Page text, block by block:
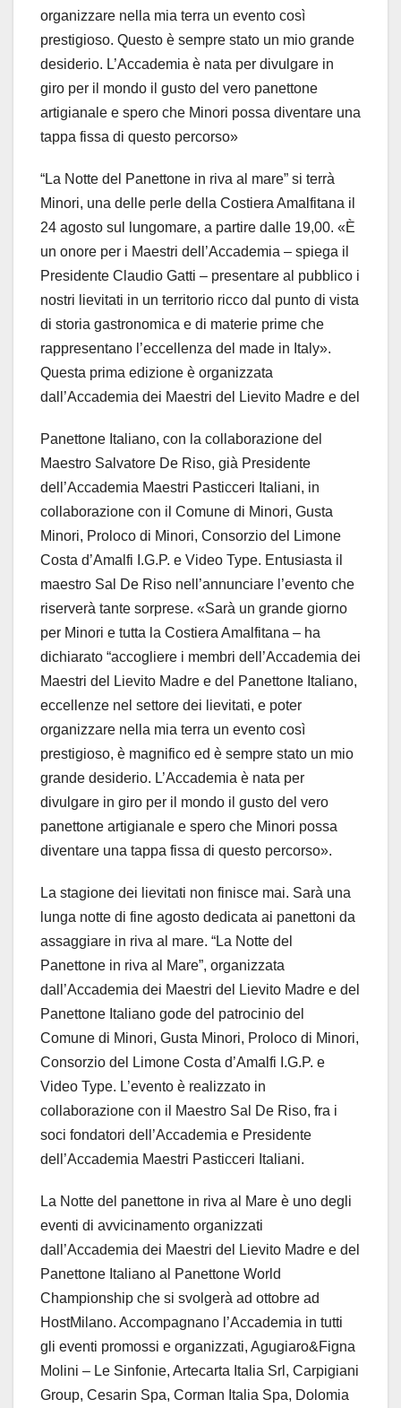
organizzare nella mia terra un evento così
prestigioso. Questo è sempre stato un mio grande
desiderio. L’Accademia è nata per divulgare in
giro per il mondo il gusto del vero panettone
artigianale e spero che Minori possa diventare una
tappa fissa di questo percorso»
“La Notte del Panettone in riva al mare” si terrà
Minori, una delle perle della Costiera Amalfitana il
24 agosto sul lungomare, a partire dalle 19,00. «È
un onore per i Maestri dell’Accademia – spiega il
Presidente Claudio Gatti – presentare al pubblico i
nostri lievitati in un territorio ricco dal punto di vista
di storia gastronomica e di materie prime che
rappresentano l’eccellenza del made in Italy».
Questa prima edizione è organizzata
dall’Accademia dei Maestri del Lievito Madre e del
Panettone Italiano, con la collaborazione del
Maestro Salvatore De Riso, già Presidente
dell’Accademia Maestri Pasticceri Italiani, in
collaborazione con il Comune di Minori, Gusta
Minori, Proloco di Minori, Consorzio del Limone
Costa d’Amalfi I.G.P. e Video Type. Entusiasta il
maestro Sal De Riso nell’annunciare l’evento che
riserverà tante sorprese. «Sarà un grande giorno
per Minori e tutta la Costiera Amalfitana – ha
dichiarato “accogliere i membri dell’Accademia dei
Maestri del Lievito Madre e del Panettone Italiano,
eccellenze nel settore dei lievitati, e poter
organizzare nella mia terra un evento così
prestigioso, è magnifico ed è sempre stato un mio
grande desiderio. L’Accademia è nata per
divulgare in giro per il mondo il gusto del vero
panettone artigianale e spero che Minori possa
diventare una tappa fissa di questo percorso».
La stagione dei lievitati non finisce mai. Sarà una
lunga notte di fine agosto dedicata ai panettoni da
assaggiare in riva al mare. “La Notte del
Panettone in riva al Mare”, organizzata
dall’Accademia dei Maestri del Lievito Madre e del
Panettone Italiano gode del patrocinio del
Comune di Minori, Gusta Minori, Proloco di Minori,
Consorzio del Limone Costa d’Amalfi I.G.P. e
Video Type. L’evento è realizzato in
collaborazione con il Maestro Sal De Riso, fra i
soci fondatori dell’Accademia e Presidente
dell’Accademia Maestri Pasticceri Italiani.
La Notte del panettone in riva al Mare è uno degli
eventi di avvicinamento organizzati
dall’Accademia dei Maestri del Lievito Madre e del
Panettone Italiano al Panettone World
Championship che si svolgerà ad ottobre ad
HostMilano. Accompagnano l’Accademia in tutti
gli eventi promossi e organizzati, Agugiaro&Figna
Molini – Le Sinfonie, Artecarta Italia Srl, Carpigiani
Group, Cesarin Spa, Corman Italia Spa, Dolomia